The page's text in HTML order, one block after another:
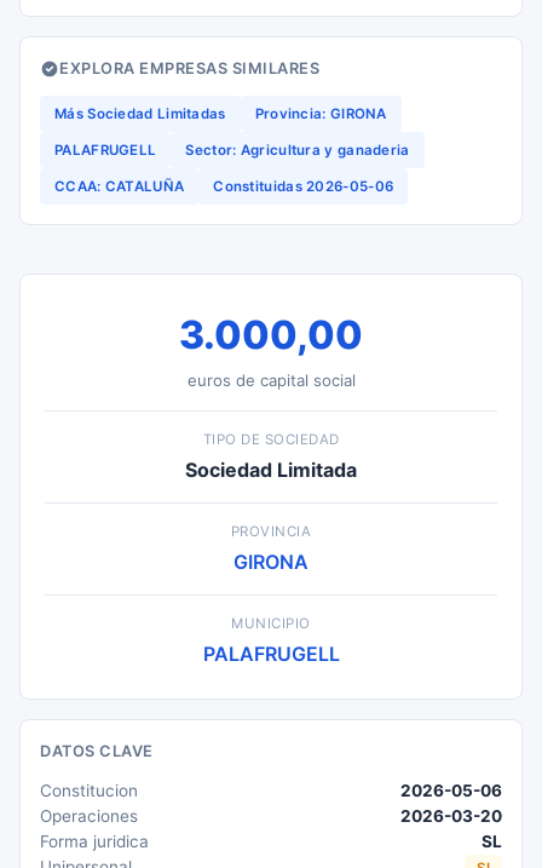
EXPLORA EMPRESAS SIMILARES
Más Sociedad Limitadas Provincia: GIRONA
PALAFRUGELL Sector: Agricultura y ganaderia
CCAA: CATALUÑA Constituidas 2026-05-06
3.000,00
euros de capital social
TIPO DE SOCIEDAD
Sociedad Limitada
PROVINCIA
GIRONA
MUNICIPIO
PALAFRUGELL
DATOS CLAVE
Constitucion
2026-05-06
Operaciones
2026-03-20
Forma juridica
SL